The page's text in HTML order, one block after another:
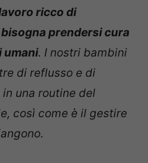
ricco di
prendersi cura
umani. I nostri bambini
di reflusso e di
una routine del
così come è il gestire